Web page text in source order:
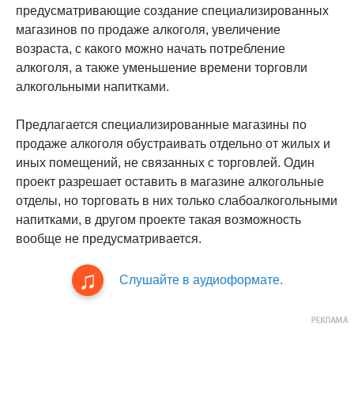
предусматривающие создание специализированных
магазинов по продаже алкоголя, увеличение
возраста, с какого можно начать потребление
алкоголя, а также уменьшение времени торговли
алкогольными напитками.
Предлагается специализированные магазины по
продаже алкоголя обустраивать отдельно от жилых и
иных помещений, не связанных с торговлей. Один
проект разрешает оставить в магазине алкогольные
отделы, но торговать в них только слабоалкогольными
напитками, в другом проекте такая возможность
вообще не предусматривается.
Слушайте в аудиоформате.